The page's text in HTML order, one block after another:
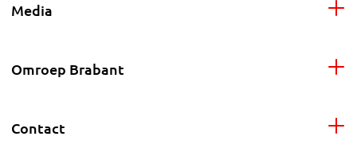
Media
Omroep Brabant
Contact